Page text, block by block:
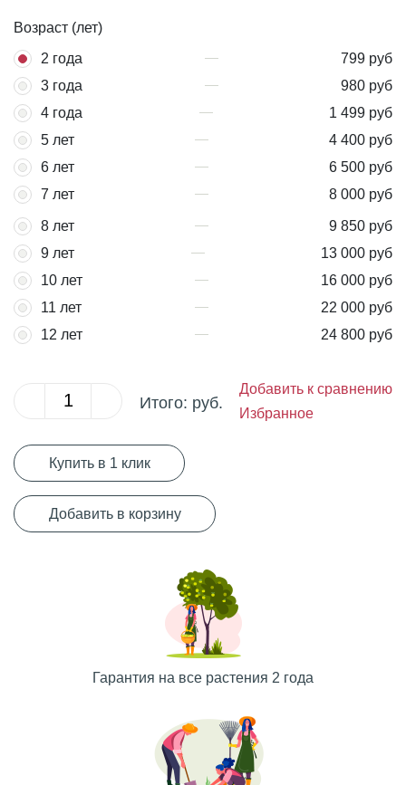
Возраст (лет)
2 года
799 руб
3 года
980 руб
4 года
1 499 руб
5 лет
4 400 руб
6 лет
6 500 руб
7 лет
8 000 руб
8 лет
9 850 руб
9 лет
13 000 руб
10 лет
16 000 руб
11 лет
22 000 руб
12 лет
24 800 руб
Итого: руб.
Добавить к сравнению
Избранное
Купить в 1 клик
Добавить в корзину
Гарантия на все растения 2 года